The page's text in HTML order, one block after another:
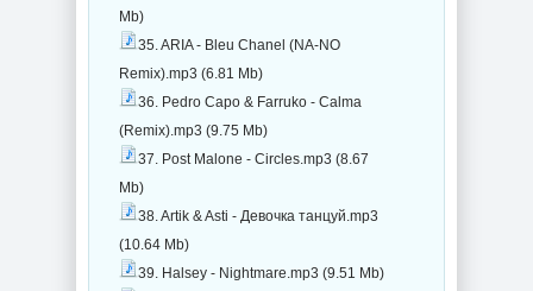
Mb)
35. ARIA - Bleu Chanel (NA-NO
Remix).mp3 (6.81 Mb)
36. Pedro Capo & Farruko - Calma
(Remix).mp3 (9.75 Mb)
37. Post Malone - Circles.mp3 (8.67
Mb)
38. Artik & Asti - Девочка танцуй.mp3
(10.64 Mb)
39. Halsey - Nightmare.mp3 (9.51 Mb)